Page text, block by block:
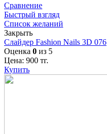
Сравнение
Быстрый взгляд
Список желаний
Закрыть
Слайдер Fashion Nails 3D 076
Оценка 0 из 5
Цена: 900 тг.
Купить